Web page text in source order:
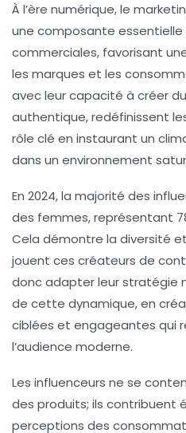
À l’ère numérique, le
une composante
commerciales, favorisant
les marques et les
avec leur capacité à créer
authentique, redéfinissent
rôle clé en instaurant un
dans un environnement
En 2024, la majorité des
des femmes, représentant
Cela démontre la diversité
jouent ces créateurs de
donc adapter leurstratégie
de cette dynamique, en
ciblées et engageantes qui
l’audience moderne.
Les influenceurs ne se
des produits; ils contribuent
perceptions des